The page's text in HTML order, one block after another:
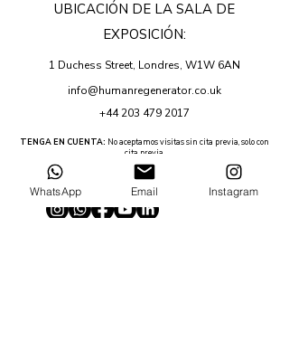
UBICACIÓN DE LA SALA DE
EXPOSICIÓN:
1 Duchess Street, Londres, W1W 6AN
info@humanregenerator.co.uk
+44 203 479 2017
TENGA EN CUENTA: No aceptamos visitas sin cita previa, solo con
cita previa.
WhatsApp Email Instagram